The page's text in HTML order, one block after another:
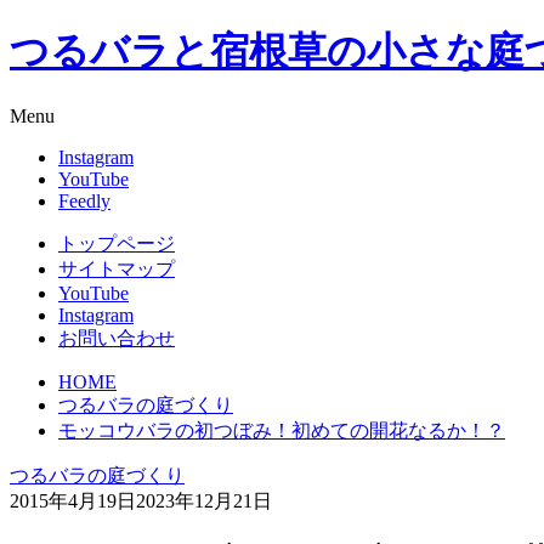
つるバラと宿根草の小さな庭
Menu
Instagram
YouTube
Feedly
トップページ
サイトマップ
YouTube
Instagram
お問い合わせ
HOME
つるバラの庭づくり
モッコウバラの初つぼみ！初めての開花なるか！？
つるバラの庭づくり
2015年4月19日 2023年12月21日